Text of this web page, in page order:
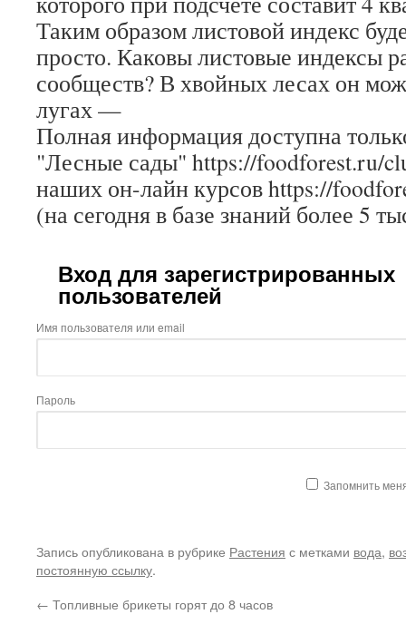
Таким образом листовой индекс
просто. Каковы листовые индексы
сообществ? В хвойных лесах он
лугах —
Полная информация доступна
"Лесные сады" https://foodforest.ru/
наших он-лайн курсов https://
(на сегодня в базе знаний более 5
Вход для зарегистрированных
пользователей
Имя пользователя или email
Пароль
Запомнить
Запись опубликована в рубрике Растения с метками вода,
постоянную ссылку.
← Топливные брикеты горят до 8 часов